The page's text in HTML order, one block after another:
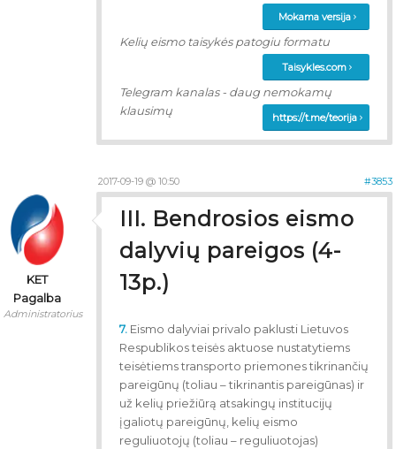
Mokama versija
Kelių eismo taisykės patogiu formatu
Taisykles.com
Telegram kanalas - daug nemokamų
klausimų
https://t.me/teorija
2017-09-19 @ 10:50 #3853
KET
Pagalba
Administratorius
III. Bendrosios eismo
dalyvių pareigos (4-
13p.)
7. Eismo dalyviai privalo paklusti Lietuvos
Respublikos teisės aktuose nustatytiems
teisėtiems transporto priemones tikrinančių
pareigūnų (toliau – tikrinantis pareigūnas) ir
už kelių priežiūrą atsakingų institucijų
įgaliotų pareigūnų, kelių eismo
reguliuotojų (toliau – reguliuotojas)